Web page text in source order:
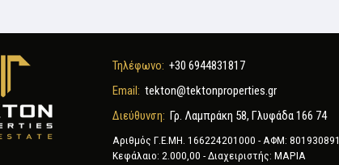
Τηλέφωνο: +30 6944831817
Email: tekton@tektonproperties.gr
Διεύθυνση: Γρ. Λαμπράκη 58, Γλυφάδα 166 74
Αριθμός Γ.Ε.ΜΗ. 166224201000 - ΑΦΜ: 801930891
Κεφάλαιο: 2.000,00 - Διαχειριστής: ΜΑΡΙΑ